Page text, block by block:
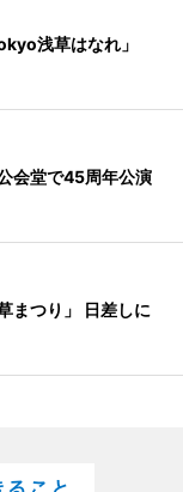
浅草はなれ」
会堂で45周年公演
まつり」 日差しに